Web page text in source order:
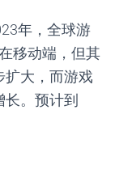
年，全球游
移动端，但其
扩大，而游戏
。预计到